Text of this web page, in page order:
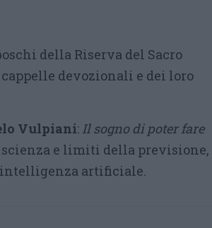
della Riserva del Sacro
devozionali e dei loro
Vulpiani: Il sogno di poter fare
e limiti della previsione,
artificiale.